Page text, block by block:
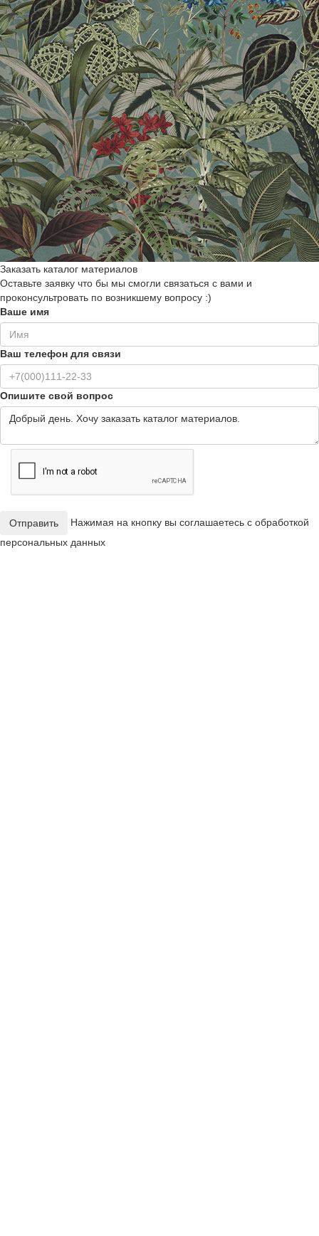
Заказать каталог материалов
Оставьте заявку что бы мы смогли связаться с вами и
проконсультровать по возникшему вопросу :)
Ваше имя
Ваш телефон для связи
Опишите свой вопрос
Отправить
Нажимая на кнопку вы соглашаетесь с обработкой
персональных данных